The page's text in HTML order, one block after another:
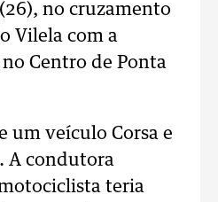
no cruzamento
Vilela com a
Centro de Ponta
um veículo Corsa e
A condutora
teria